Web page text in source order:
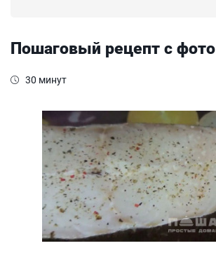
Пошаговый рецепт с фото
30 минут